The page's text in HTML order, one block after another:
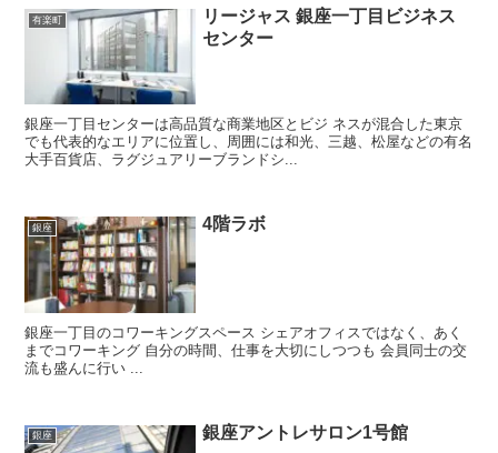
有楽町
リージャス 銀座一丁目ビジネス
センター
銀座一丁目センターは高品質な商業地区とビジ ネスが混合した東京
でも代表的なエリアに位置し、周囲には和光、三越、松屋などの有名
大手百貨店、ラグジュアリーブランドシ...
銀座 4階ラボ
銀座一丁目のコワーキングスペース シェアオフィスではなく、あく
までコワーキング 自分の時間、仕事を大切にしつつも 会員同士の交
流も盛んに行い ...
銀座 銀座アントレサロン1号館